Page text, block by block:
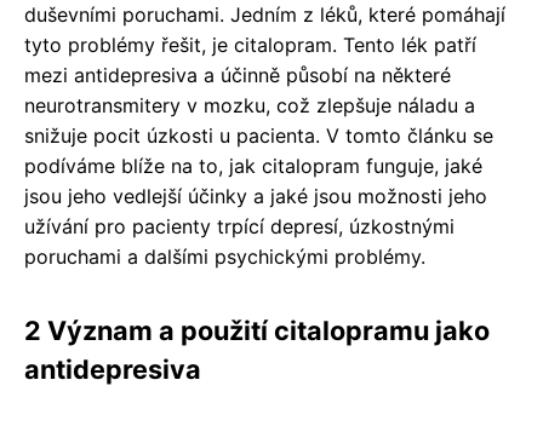
duševními poruchami. Jedním z léků, které pomáhají
tyto problémy řešit, je citalopram. Tento lék patří
mezi antidepresiva a účinně působí na některé
neurotransmitery v mozku, což zlepšuje náladu a
snižuje pocit úzkosti u pacienta. V tomto článku se
podíváme blíže na to, jak citalopram funguje, jaké
jsou jeho vedlejší účinky a jaké jsou možnosti jeho
užívání pro pacienty trpící depresí, úzkostnými
poruchami a dalšími psychickými problémy.
2 Význam a použití citalopramu jako
antidepresiva